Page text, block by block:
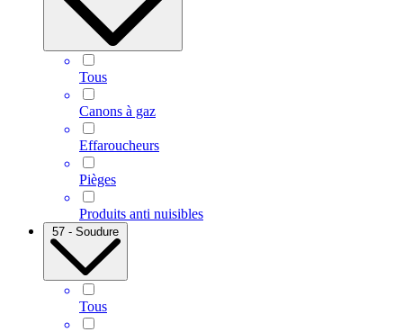
Tous
Canons à gaz
Effaroucheurs
Pièges
Produits anti nuisibles
57 - Soudure
Tous